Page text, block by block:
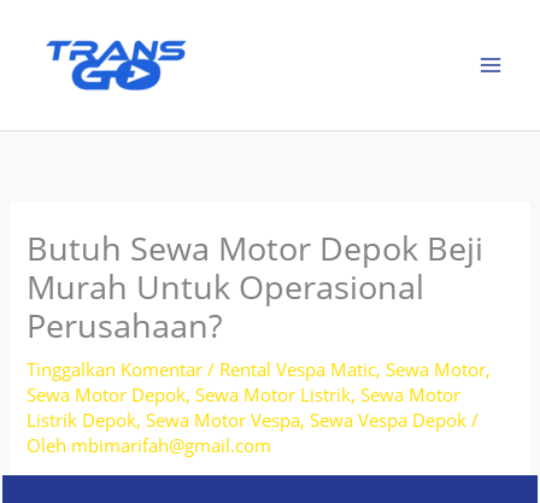
Butuh Sewa Motor Depok Beji
Murah Untuk Operasional
Perusahaan?
Tinggalkan Komentar / Rental Vespa Matic,Sewa Motor,
Sewa Motor Depok,Sewa Motor Listrik,Sewa Motor
Listrik Depok,Sewa Motor Vespa,Sewa Vespa Depok /
Oleh mbimarifah@gmail.com